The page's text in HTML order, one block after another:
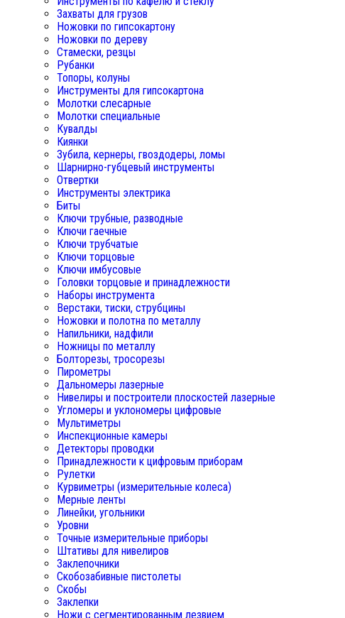
Захваты для грузов
Ножовки по гипсокартону
Ножовки по дереву
Стамески, резцы
Рубанки
Топоры, колуны
Инструменты для гипсокартона
Молотки слесарные
Молотки специальные
Кувалды
Киянки
Зубила, кернеры, гвоздодеры, ломы
Шарнирно-губцевый инструменты
Отвертки
Инструменты электрика
Биты
Ключи трубные, разводные
Ключи гаечные
Ключи трубчатые
Ключи торцовые
Ключи имбусовые
Головки торцовые и принадлежности
Наборы инструмента
Верстаки, тиски, струбцины
Ножовки и полотна по металлу
Напильники, надфили
Ножницы по металлу
Болторезы, тросорезы
Пирометры
Дальномеры лазерные
Нивелиры и построители плоскостей лазерные
Угломеры и уклономеры цифровые
Мультиметры
Инспекционные камеры
Детекторы проводки
Принадлежности к цифровым приборам
Рулетки
Курвиметры (измерительные колеса)
Мерные ленты
Линейки, угольники
Уровни
Точные измерительные приборы
Штативы для нивелиров
Заклепочники
Скобозабивные пистолеты
Скобы
Заклепки
Ножи с сегментированным лезвием